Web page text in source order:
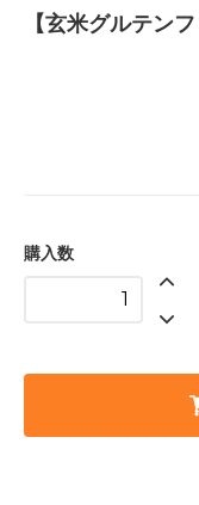
【玄米グルテン
購入数